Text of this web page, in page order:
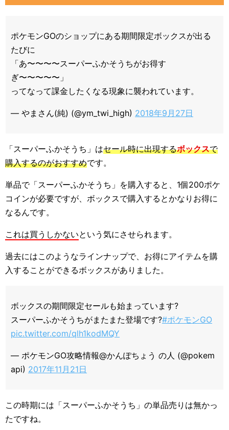
ポケモンGOのショップにある期間限定ボックスが出る
たびに
「あ〜〜〜〜スーパーふかそうちがお得す
ぎ〜〜〜〜〜」
ってなって課金したくなる現象に襲われています。
— やまさん(純) (@ym_twi_high) 2018年9月27日
「スーパーふかそうち」はセール時に出現するボックスで
購入するのがおすすめです。
単品で「スーパーふかそうち」を購入すると、1個200ポケ
コインが必要ですが、ボックスで購入するとかなりお得に
なるんです。
これは買うしかないという気にさせられます。
過去にはこのようなラインナップで、お得にアイテムを購
入することができるボックスがありました。
ボックスの期間限定セールも始まっています?
スーパーふかそうちがまたまた登場です?#ポケモンGO
pic.twitter.com/qlh1kodMQY
— ポケモンGO攻略情報@かんぽちょう の人 (@pokem
api) 2017年11月21日
この時期には「スーパーふかそうち」の単品売りは無かっ
たですね。